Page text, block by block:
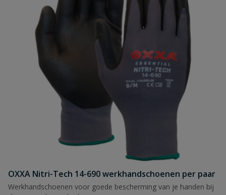
OXXA Nitri-Tech 14-690 werkhandschoenen per paar
Werkhandschoenen voor goede bescherming van je handen bij